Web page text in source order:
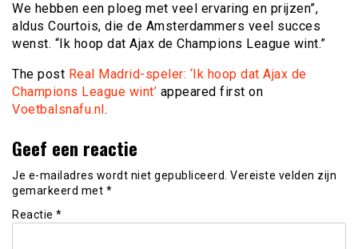
We hebben een ploeg met veel ervaring en prijzen”,
aldus Courtois, die de Amsterdammers veel succes
wenst. “Ik hoop dat Ajax de Champions League wint.”
The post Real Madrid-speler: ‘Ik hoop dat Ajax de
Champions League wint’ appeared first on
Voetbalsnafu.nl .
Geef een reactie
Je e-mailadres wordt niet gepubliceerd. Vereiste velden zijn
gemarkeerd met *
Reactie *